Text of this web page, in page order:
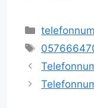
Kategorien